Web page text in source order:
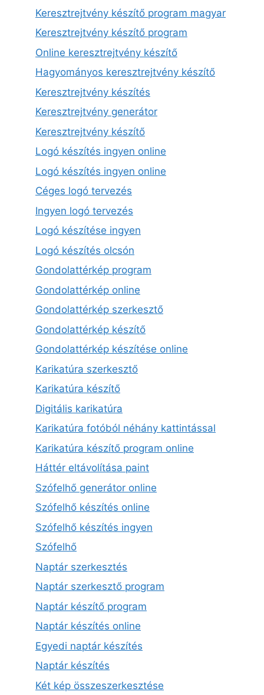
Keresztrejtvény készítő program magyar
Keresztrejtvény készítő program
Online keresztrejtvény készítő
Hagyományos keresztrejtvény készítő
Keresztrejtvény készítés
Keresztrejtvény generátor
Keresztrejtvény készítő
Logó készítés ingyen online
Logó készítés ingyen online
Céges logó tervezés
Ingyen logó tervezés
Logó készítése ingyen
Logó készítés olcsón
Gondolattérkép program
Gondolattérkép online
Gondolattérkép szerkesztő
Gondolattérkép készítő
Gondolattérkép készítése online
Karikatúra szerkesztő
Karikatúra készítő
Digitális karikatúra
Karikatúra fotóból néhány kattintással
Karikatúra készítő program online
Háttér eltávolítása paint
Szófelhő generátor online
Szófelhő készítés online
Szófelhő készítés ingyen
Szófelhő
Naptár szerkesztés
Naptár szerkesztő program
Naptár készítő program
Naptár készítés online
Egyedi naptár készítés
Naptár készítés
Két kép összeszerkesztése